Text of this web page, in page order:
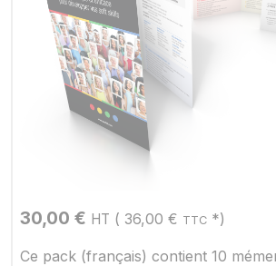
30,00 € HT ( 36,00 € TTC *)
Ce pack (français) contient 10